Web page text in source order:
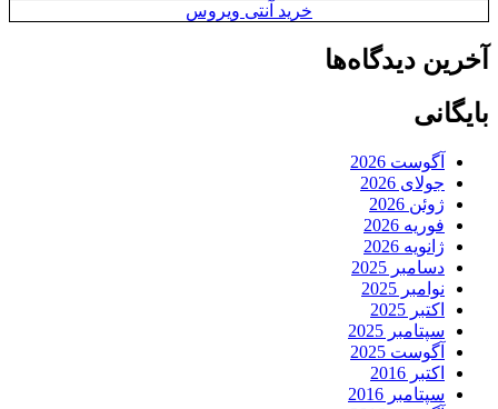
خرید آنتی ویروس
آخرین دیدگاه‌ها
بایگانی
آگوست 2026
جولای 2026
ژوئن 2026
فوریه 2026
ژانویه 2026
دسامبر 2025
نوامبر 2025
اکتبر 2025
سپتامبر 2025
آگوست 2025
اکتبر 2016
سپتامبر 2016